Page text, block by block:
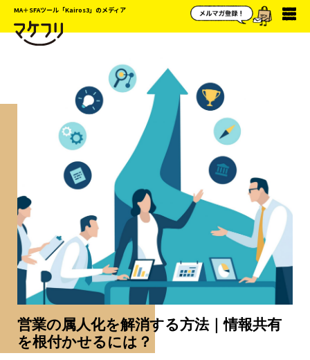
MA＋SFAツール「Kairos3」のメディア
営業の属人化を解消する方法｜情報共有
を根付かせるには？